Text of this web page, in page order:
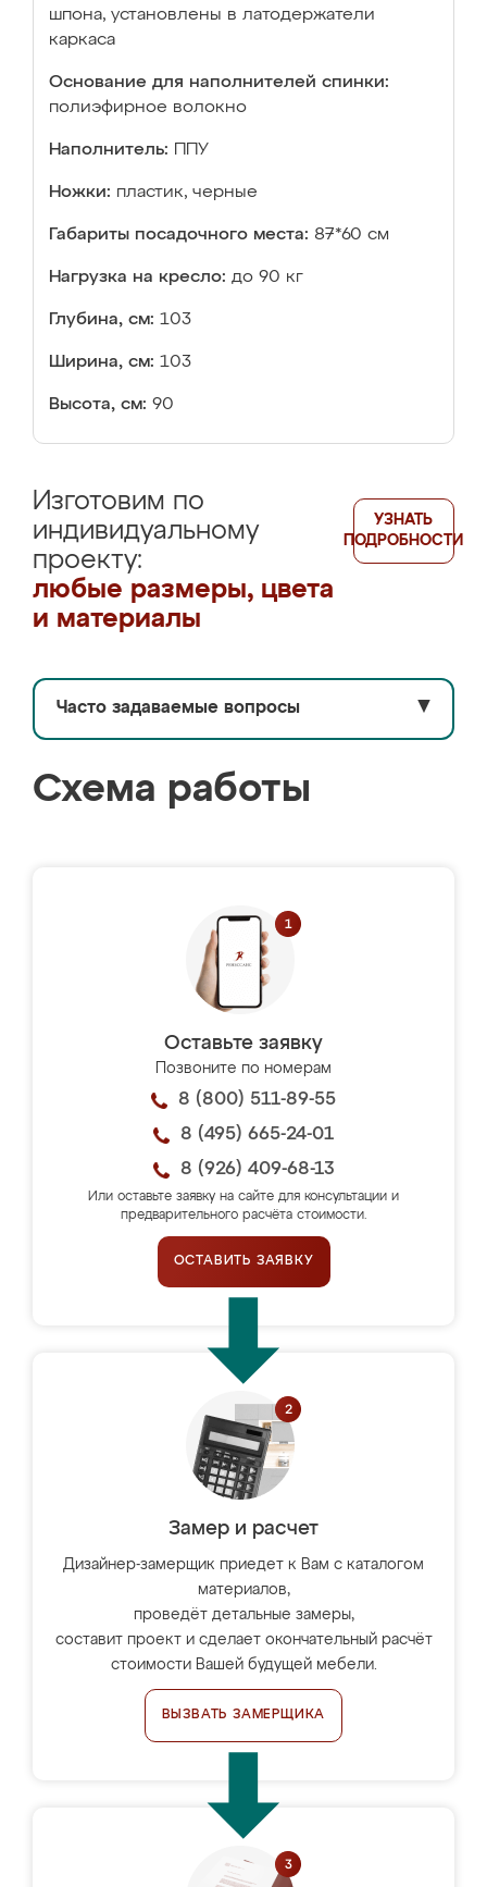
шпона, установлены в латодержатели
каркаса
Основание для наполнителей спинки:
полиэфирное волокно
Наполнитель: ППУ
Ножки: пластик, черные
Габариты посадочного места: 87*60 см
Нагрузка на кресло: до 90 кг
Глубина, см: 103
Ширина, см: 103
Высота, см: 90
Изготовим по
индивидуальному
проекту:
любые размеры, цвета
и материалы
УЗНАТЬ
ПОДРОБНОСТИ
Часто задаваемые вопросы ▼
Схема работы
Оставьте заявку
Позвоните по номерам
8 (800) 511-89-55
8 (495) 665-24-01
8 (926) 409-68-13
Или оставьте заявку на сайте для консультации и
предварительного расчёта стоимости.
ОСТАВИТЬ ЗАЯВКУ
Замер и расчет
Дизайнер-замерщик приедет к Вам с каталогом
материалов,
проведёт детальные замеры,
составит проект и сделает окончательный расчёт
стоимости Вашей будущей мебели.
ВЫЗВАТЬ ЗАМЕРЩИКА